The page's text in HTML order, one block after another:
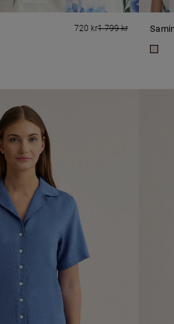
720 kr1 799 kr